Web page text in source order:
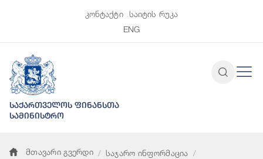
კონტაქტი
საიტის რუკა
ENG
საქართველოს ფინანსთა
სამინისტრო
მთავარი გვერდი
საჯარო ინფორმაცია